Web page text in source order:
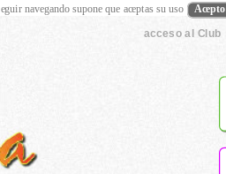
acceso al Club
navegando supone que aceptas su uso Acepto